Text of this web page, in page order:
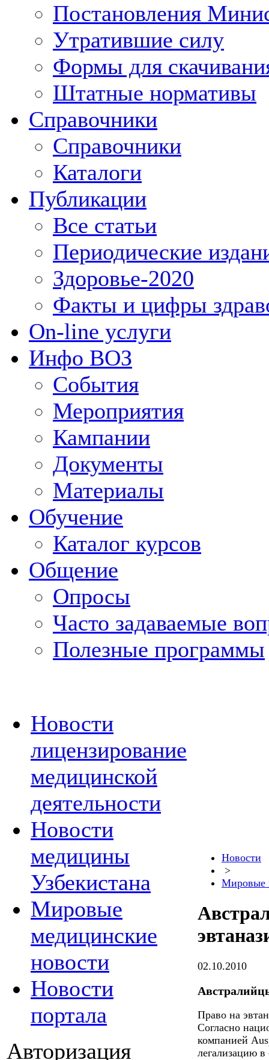
Постановления
Утратившие силу
Формы для
Штатные нормативы
Справочники
Справочники
Каталоги
Публикации
Все статьи
Периодические
Здоровье-2020
Факты и цифры
On-line услуги
Инфо ВОЗ
События
Мероприятия
Кампании
Документы
Материалы
Обучение
Каталог курсов
Общение
Опросы
Часто задаваемые
Полезные программы
Новости
лицензирование
медицинской
деятельности
Новости
медицины
Узбекистана
Мировые
медицинские
новости
Новости
портала
Авторизация
Новости
>
Мировые
02.10.2010
Право на
Согласно
компанией
легализацию в